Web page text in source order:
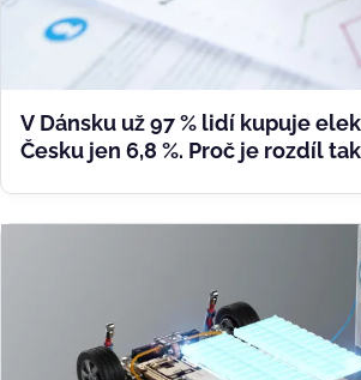
V Dánsku už 97 % lidí kupuje
Česku jen 6,8 %. Proč je rozdíl